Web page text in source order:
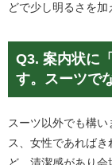
どで少し明るさを加
Q3. 案内状に
す。スーツで
スーツ以外でも構
ス、女性であれば